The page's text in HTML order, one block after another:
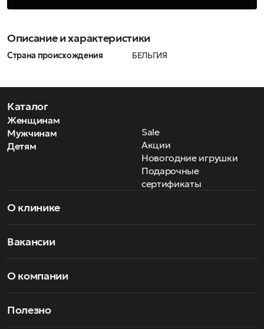
Описание и характеристики
Страна происхождения БЕЛЬГИЯ
Каталог
Женщинам
Мужчинам
Детям
Sale
Акции
Новогодние игрушки
Подарочные
сертификаты
О клинике
Вакансии
О компании
Полезно